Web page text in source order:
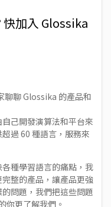
加入 Glossika
聊聊 Glossika 的產品和
己開發演算法和平台來
過 60 種語言，服務來
種學習語言的痛點，我
整的產品，讓產品更強
問題，我們把這些問題
你更了解我們。